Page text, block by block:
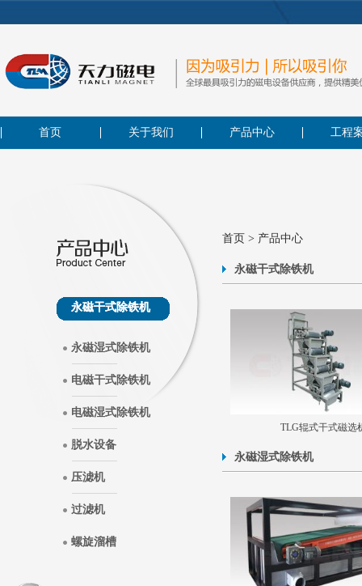
首页 关于我们 产品中心 工程
永磁干式除铁机
永磁湿式除铁机
电磁干式除铁机
电磁湿式除铁机
脱水设备
压滤机
过滤机
螺旋溜槽
首页 > 产品中心
永磁干式除铁机
TLG辊式干式磁选
永磁湿式除铁机